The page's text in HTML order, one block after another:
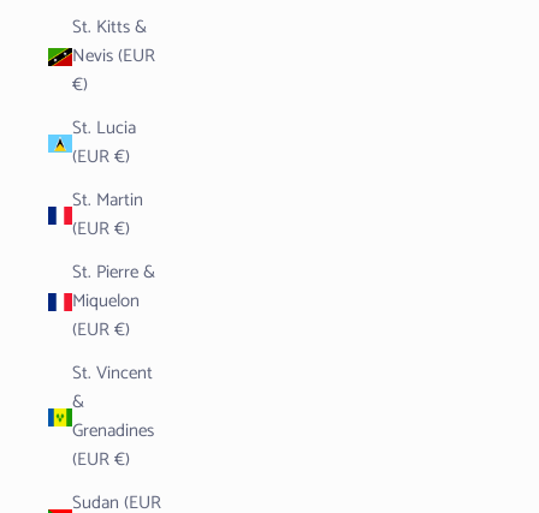
St. Kitts &
Nevis (EUR
€)
St. Lucia
(EUR €)
St. Martin
(EUR €)
St. Pierre &
Miquelon
(EUR €)
St. Vincent
&
Grenadines
(EUR €)
Sudan (EUR